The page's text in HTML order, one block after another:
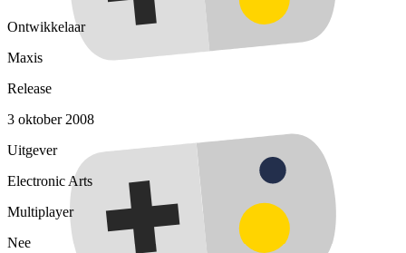
Ontwikkelaar
Maxis
Release
3 oktober 2008
Uitgever
Electronic Arts
Multiplayer
Nee